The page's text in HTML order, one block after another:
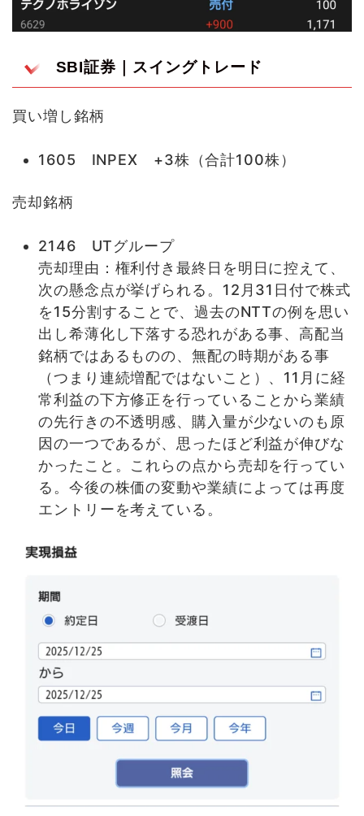
SBI証券｜スイングトレード
買い増し銘柄
1605 INPEX +3株（合計100株）
売却銘柄
2146 UTグループ
売却理由：権利付き最終日を明日に控えて、
次の懸念点が挙げられる。12月31日付で株式
を15分割することで、過去のNTTの例を思い
出し希薄化し下落する恐れがある事、高配当
銘柄ではあるものの、無配の時期がある事
（つまり連続増配ではないこと）、11月に経
常利益の下方修正を行っていることから業績
の先行きの不透明感、購入量が少ないのも原
因の一つであるが、思ったほど利益が伸びな
かったこと。これらの点から売却を行ってい
る。今後の株価の変動や業績によっては再度
エントリーを考えている。